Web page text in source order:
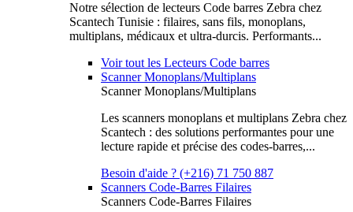
Notre sélection de lecteurs Code barres Zebra chez
Scantech Tunisie : filaires, sans fils, monoplans,
multiplans, médicaux et ultra-durcis. Performants...
Voir tout les Lecteurs Code barres
Scanner Monoplans/Multiplans
Scanner Monoplans/Multiplans
Les scanners monoplans et multiplans Zebra chez
Scantech : des solutions performantes pour une
lecture rapide et précise des codes-barres,...
Besoin d'aide ? (+216) 71 750 887
Scanners Code-Barres Filaires
Scanners Code-Barres Filaires